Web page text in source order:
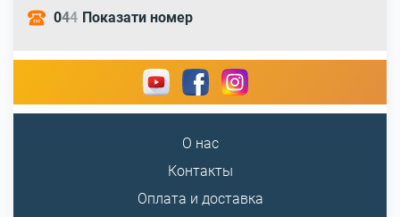
044 Показати номер
О нас
Контакты
Оплата и доставка